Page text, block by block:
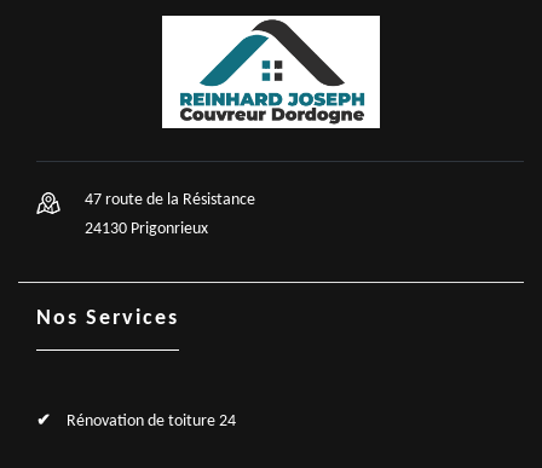
47 route de la Résistance
24130 Prigonrieux
Nos Services
Rénovation de toiture 24